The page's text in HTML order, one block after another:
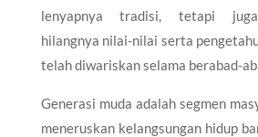
lenyapnya tradisi, tetapi juga
hilangnya nilai-nilai serta
telah diwariskan selama berabad-
Generasi muda adalah segmen
meneruskan kelangsungan hidup